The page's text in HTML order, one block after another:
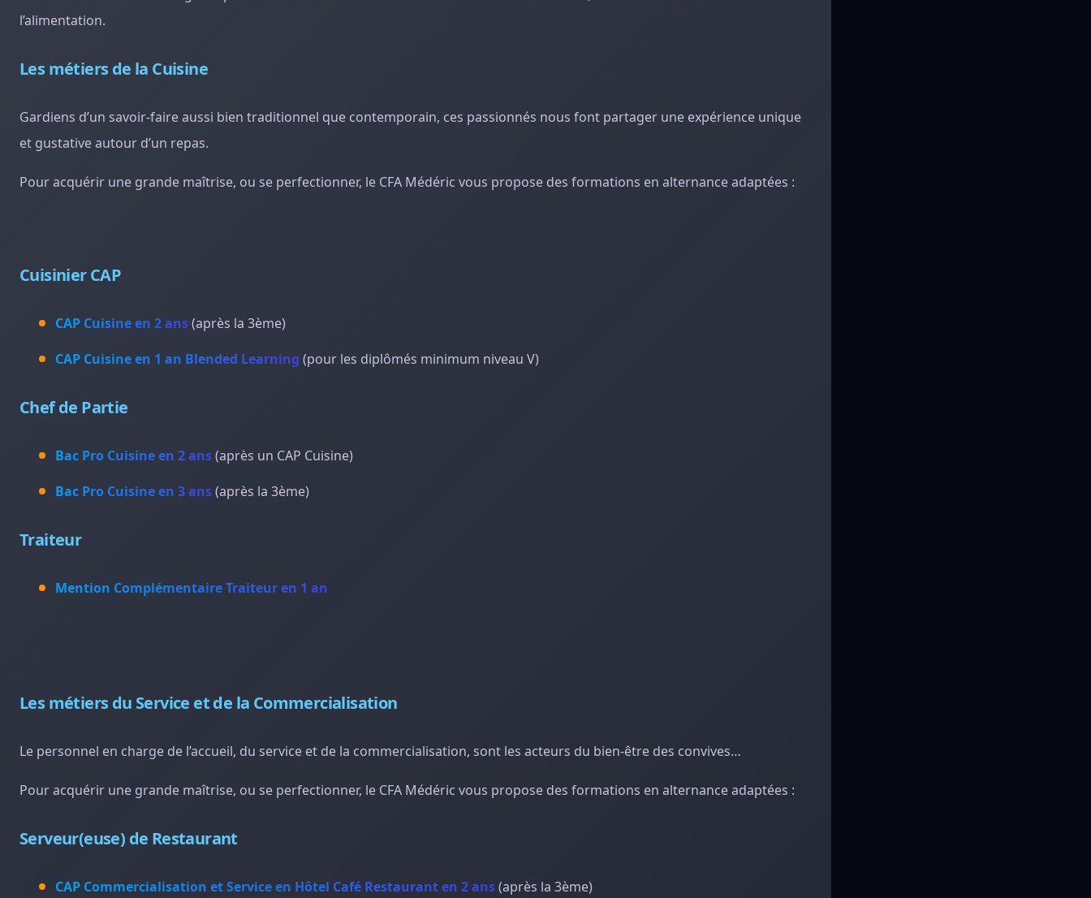
l’alimentation.
Les métiers de la Cuisine
Gardiens d’un savoir-faire aussi bien traditionnel que contemporain, ces passionnés nous font partager une expérience unique
et gustative autour d’un repas.
Pour acquérir une grande maîtrise, ou se perfectionner, le CFA Médéric vous propose des formations en alternance adaptées :
Cuisinier CAP
CAP Cuisine en 2 ans(après la 3ème)
CAP Cuisine en 1 an Blended Learning (pour les diplômés minimum niveau V)
Chef de Partie
Bac Pro Cuisine en 2 ans(après un CAP Cuisine)
Bac Pro Cuisine en 3 ans(après la 3ème)
Traiteur
Mention Complémentaire Traiteur en 1 an
Les métiers du Service et de la Commercialisation
Le personnel en charge de l’accueil, du service et de la commercialisation, sont les acteurs du bien-être des convives…
Pour acquérir une grande maîtrise, ou se perfectionner, le CFA Médéric vous propose des formations en alternance adaptées :
Serveur(euse) de Restaurant
CAP Commercialisation et Service en Hôtel Café Restaurant en 2 ans(après la 3ème)